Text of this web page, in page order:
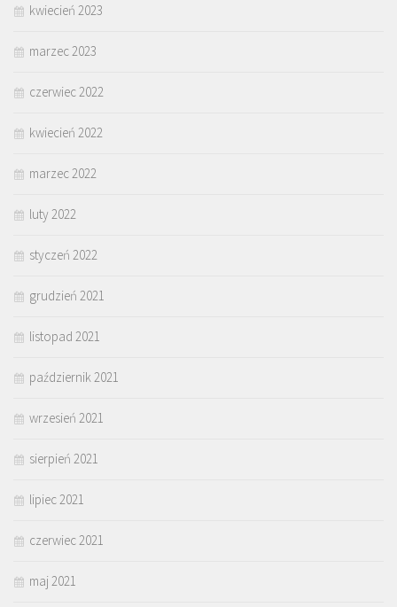
kwiecień 2023
marzec 2023
czerwiec 2022
kwiecień 2022
marzec 2022
luty 2022
styczeń 2022
grudzień 2021
listopad 2021
październik 2021
wrzesień 2021
sierpień 2021
lipiec 2021
czerwiec 2021
maj 2021